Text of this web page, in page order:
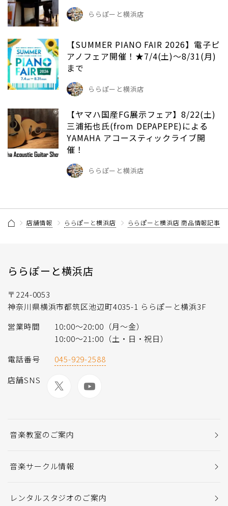
ららぽーと横浜店
【SUMMER PIANO FAIR 2026】電子ピ
アノフェア開催！★7/4(土)～8/31(月)
まで
ららぽーと横浜店
【ヤマハ国産FG展示フェア】8/22(土)
三浦拓也氏(from DEPAPEPE)による
YAMAHA アコースティックライブ開
催！
ららぽーと横浜店
店舗情報 ららぽーと横浜店 ららぽーと横浜店 商品情報記事
ららぽーと横浜店
〒224-0053
神奈川県横浜市都筑区池辺町4035-1 ららぽーと横浜3F
営業時間
10:00〜20:00（月〜金）
10:00～21:00（土・日・祝日）
電話番号
045-929-2588
店舗SNS
音楽教室のご案内
音楽サークル情報
レンタルスタジオのご案内